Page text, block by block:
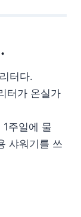
터다.
터가 온실가
주일에 물
샤워기를 쓰